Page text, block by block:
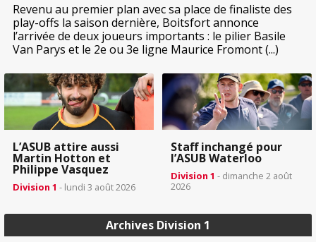
Revenu au premier plan avec sa place de finaliste des
play-offs la saison dernière, Boitsfort annonce
l’arrivée de deux joueurs importants : le pilier Basile
Van Parys et le 2e ou 3e ligne Maurice Fromont (...)
L’ASUB attire aussi
Martin Hotton et
Philippe Vasquez
Division 1 - lundi 3 août 2026
Staff inchangé pour
l’ASUB Waterloo
Division 1 - dimanche 2 août
2026
Archives Division 1